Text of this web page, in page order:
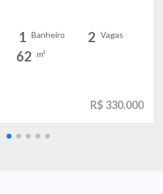
1 Banheiro 2 Vagas
62 m²
R$ 330.000